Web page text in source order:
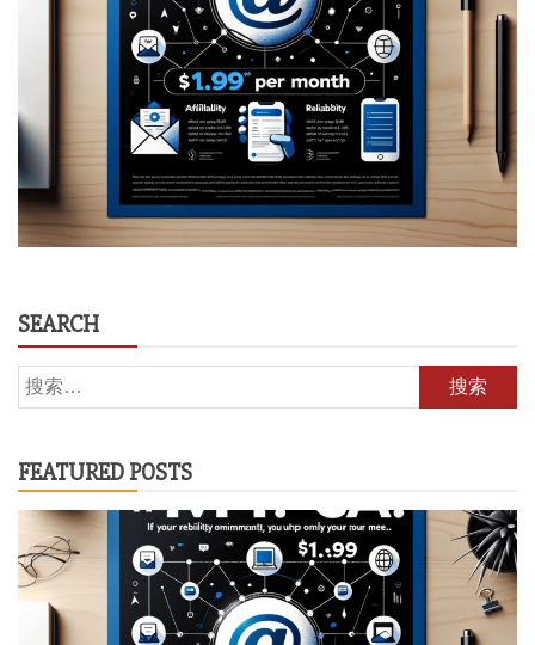
SEARCH
搜
索：
FEATURED POSTS